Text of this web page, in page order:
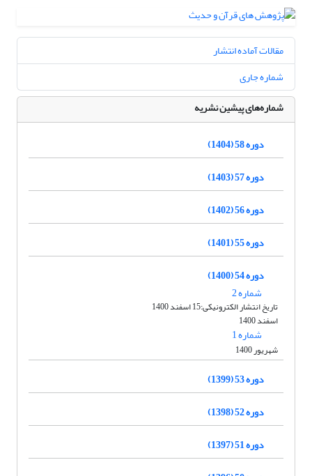
مقالات آماده انتشار
شماره جاری
شماره‌های پیشین نشریه
دوره 58 (1404)
دوره 57 (1403)
دوره 56 (1402)
دوره 55 (1401)
دوره 54 (1400)
شماره 2
تاریخ انتشار الکترونیکی:15 اسفند 1400
اسفند 1400
شماره 1
شهریور 1400
دوره 53 (1399)
دوره 52 (1398)
دوره 51 (1397)